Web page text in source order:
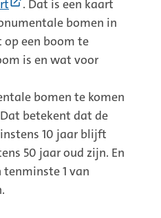
link)
. Dat is een kaart
bomen in
op een boom te
is en wat voor
bomen te komen
betekent dat de
10 jaar blijft
50 jaar oud zijn. En
1 van